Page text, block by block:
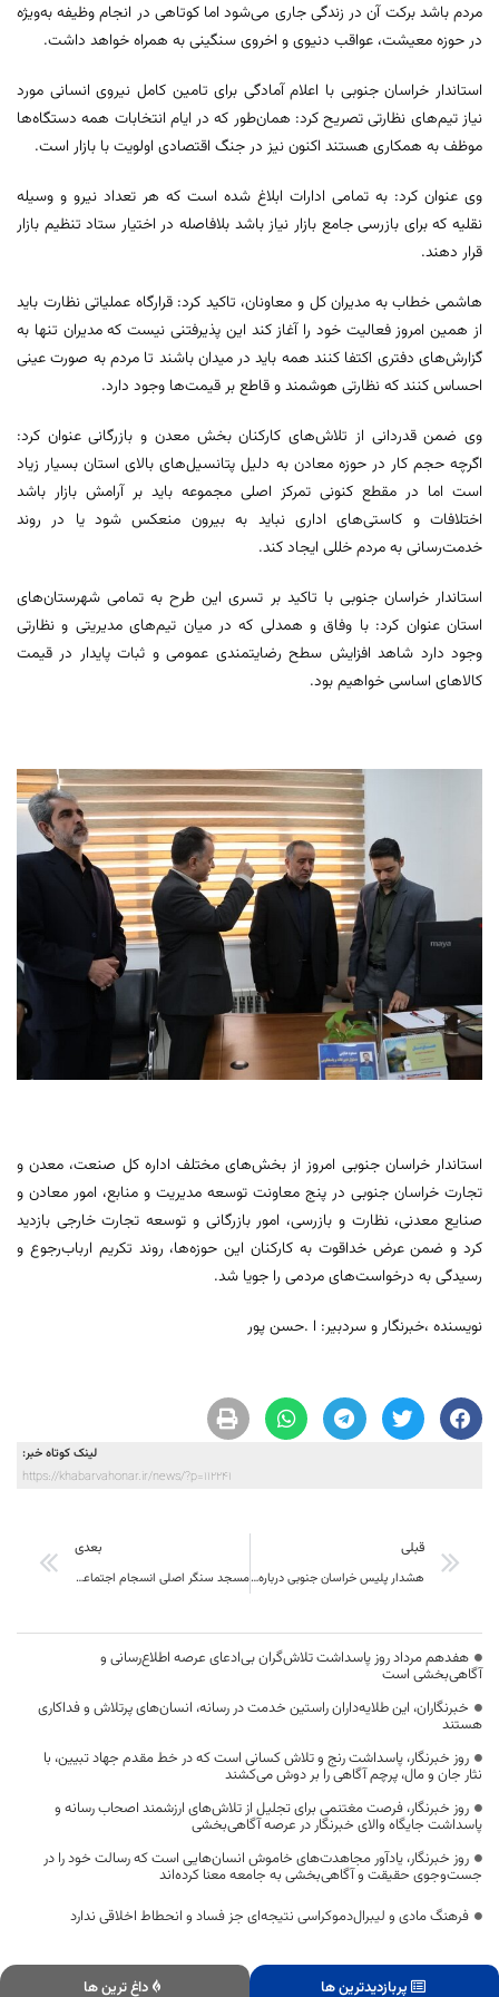
مردم باشد برکت آن در زندگی جاری می‌شود اما کوتاهی در انجام وظیفه به‌ویژه
در حوزه معیشت، عواقب دنیوی و اخروی سنگینی به همراه خواهد داشت.
استاندار خراسان جنوبی با اعلام آمادگی برای تامین کامل نیروی انسانی مورد
نیاز تیم‌های نظارتی تصریح کرد: همان‌طور که در ایام انتخابات همه دستگاه‌ها
موظف به همکاری هستند اکنون نیز در جنگ اقتصادی اولویت با بازار است.
وی عنوان کرد: به تمامی ادارات ابلاغ شده است که هر تعداد نیرو و وسیله
نقلیه که برای بازرسی جامع بازار نیاز باشد بلافاصله در اختیار ستاد تنظیم بازار
قرار دهند.
هاشمی خطاب به مدیران کل و معاونان، تاکید کرد: قرارگاه عملیاتی نظارت باید
از همین امروز فعالیت خود را آغاز کند این پذیرفتنی نیست که مدیران تنها به
گزارش‌های دفتری اکتفا کنند همه باید در میدان باشند تا مردم به صورت عینی
احساس کنند که نظارتی هوشمند و قاطع بر قیمت‌ها وجود دارد.
وی ضمن قدردانی از تلاش‌های کارکنان بخش معدن و بازرگانی عنوان کرد:
اگرچه حجم کار در حوزه معادن به دلیل پتانسیل‌های بالای استان بسیار زیاد
است اما در مقطع کنونی تمرکز اصلی مجموعه باید بر آرامش بازار باشد
اختلافات و کاستی‌های اداری نباید به بیرون منعکس شود یا در روند
خدمت‌رسانی به مردم خللی ایجاد کند.
استاندار خراسان جنوبی با تاکید بر تسری این طرح به تمامی شهرستان‌های
استان عنوان کرد: با وفاق و همدلی که در میان تیم‌های مدیریتی و نظارتی
وجود دارد شاهد افزایش سطح رضایتمندی عمومی و ثبات پایدار در قیمت
کالاهای اساسی خواهیم بود.
استاندار خراسان جنوبی امروز از بخش‌های مختلف اداره کل صنعت، معدن و
تجارت خراسان جنوبی در پنج معاونت توسعه مدیریت و منابع، امور معادن و
صنایع معدنی، نظارت و بازرسی، امور بازرگانی و توسعه تجارت خارجی بازدید
کرد و ضمن عرض خداقوت به کارکنان این حوزه‌ها، روند تکریم ارباب‌رجوع و
رسیدگی به درخواست‌های مردمی را جویا شد.
نویسنده ،خبرنگار و سردبیر: ا .حسن پور
لینک کوتاه خبر:
https://khabarvahonar.ir/news/?p=112241
قبلی
هشدار پلیس خراسان جنوبی درباره کلاهبرداری با «رسیدسازهای جعلی»
بعدی
مسجد سنگر اصلی انسجام اجتماعی در برابر تهاجم فرهنگی و جنگ شناختی دشمن است
هفدهم مرداد روز پاسداشت تلاش‌گران بی‌ادعای عرصه اطلاع‌رسانی و
آگاهی‌بخشی است
خبرنگاران، این طلایه‌داران راستین خدمت در رسانه، انسان‌های پرتلاش و فداکاری
هستند
روز خبرنگار، پاسداشت رنج و تلاش کسانی است که در خط مقدم جهاد تبیین، با
نثار جان و مال، پرچم آگاهی را بر دوش می‌کشند
روز خبرنگار، فرصت مغتنمی برای تجلیل از تلاش‌های ارزشمند اصحاب رسانه و
پاسداشت جایگاه والای خبرنگار در عرصه آگاهی‌بخشی
روز خبرنگار، یادآور مجاهدت‌های خاموش انسان‌هایی است که رسالت خود را در
جست‌وجوی حقیقت و آگاهی‌بخشی به جامعه معنا کرده‌اند
فرهنگ مادی و لیبرال‌دموکراسی نتیجه‌ای جز فساد و انحطاط اخلاقی ندارد
پربازدیدترین ها داغ ترین ها